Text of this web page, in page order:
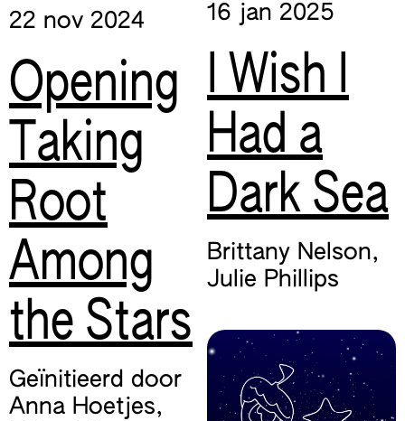
22 nov 2024
Opening
Taking
Root
Among
the Stars
Geïnitieerd door
Anna Hoetjes,
16 jan 2025
I Wish I
Had a
Dark Sea
Brittany Nelson,
Julie Phillips